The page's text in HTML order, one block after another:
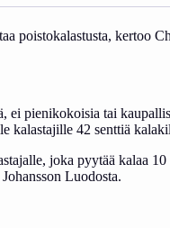
poistokalastusta, kertoo
ei pienikokoisia tai
kalastajille 42 senttiä
joka pyytää kalaa
Luodosta.